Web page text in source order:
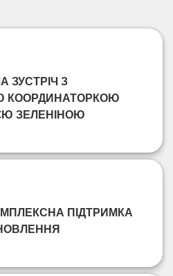
ЗУСТРІЧ З
КООРДИНАТОРКОЮ
ЗЕЛЕНІНОЮ
ПІДТРИМКА